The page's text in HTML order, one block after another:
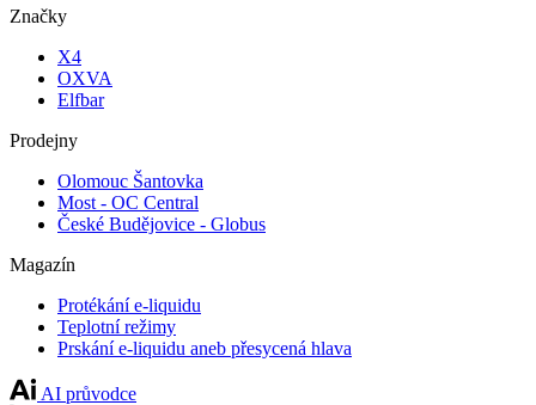
Značky
X4
OXVA
Elfbar
Prodejny
Olomouc Šantovka
Most - OC Central
České Budějovice - Globus
Magazín
Protékání e-liquidu
Teplotní režimy
Prskání e-liquidu aneb přesycená hlava
AI průvodce